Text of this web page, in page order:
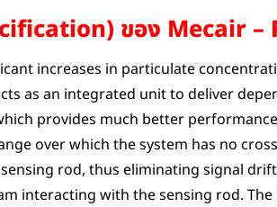
ของ Mecair –
increases in particulate
as an integrated unit to deliver
provides much better
over which the system has no
rod, thus eliminating signal
interacting with the sensing rod.